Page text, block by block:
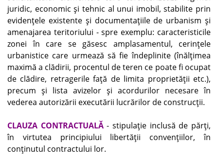
juridic, economic şi tehnic al unui imobil, stabilite prin
evidenţele existente şi documentaţiile de urbanism şi
amenajarea teritoriului - spre exemplu: caracteristicile
zonei în care se găsesc amplasamentul, cerinţele
urbanistice care urmează să fie îndeplinite (înălţimea
maximă a clădirii, procentul de teren ce poate fi ocupat
de clădire, retragerile faţă de limita proprietăţii etc.),
precum şi lista avizelor şi acordurilor necesare în
vederea autorizării executării lucrărilor de construcţii.
CLAUZA CONTRACTUALĂ- stipulaţie inclusă de părţi,
în virtutea principiului libertăţii convenţiilor, în
conţinutul contractului lor.